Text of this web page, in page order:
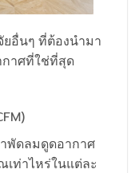
ยอื่นๆ ที่ต้องนำมา
าศที่ใช่ที่สุด
พัดลมดูดอากาศ
ท่าไหร่ในแต่ละ